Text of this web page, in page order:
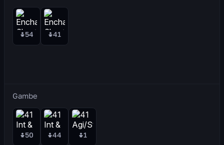
54 41
Gambe
50 44 1